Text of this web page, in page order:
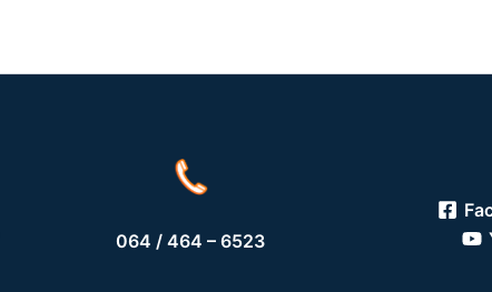
064 / 464 – 6523